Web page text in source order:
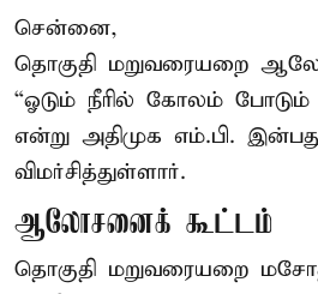
சென்னை,
தொகுதி மறுவரையறை
“ஓடும் நீரில் கோலம்
என்று அதிமுக எம்.பி.
விமர்சித்துள்ளார்.
ஆலோசனைக் கூட்டம்
தொகுதி மறுவரையறை